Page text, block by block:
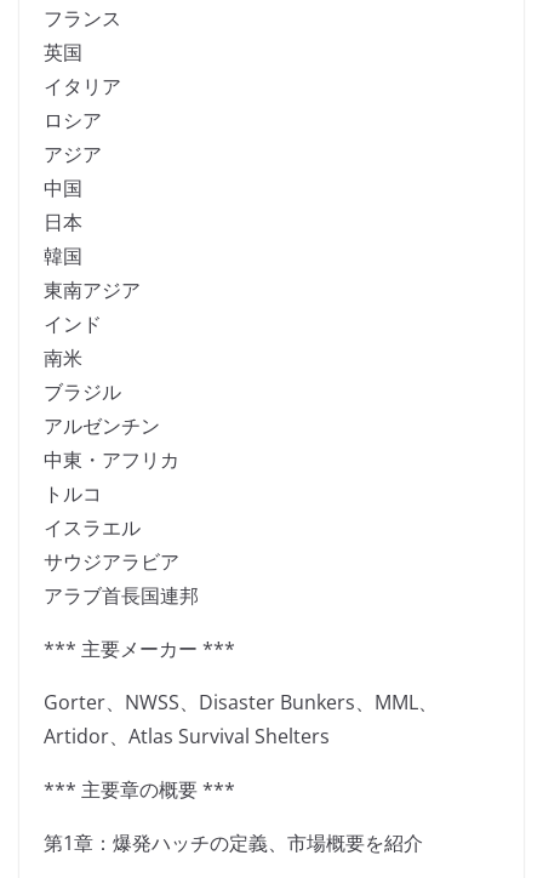
フランス
英国
イタリア
ロシア
アジア
中国
日本
韓国
東南アジア
インド
南米
ブラジル
アルゼンチン
中東・アフリカ
トルコ
イスラエル
サウジアラビア
アラブ首長国連邦
*** 主要メーカー ***
Gorter、NWSS、Disaster Bunkers、MML、
Artidor、Atlas Survival Shelters
*** 主要章の概要 ***
第1章：爆発ハッチの定義、市場概要を紹介